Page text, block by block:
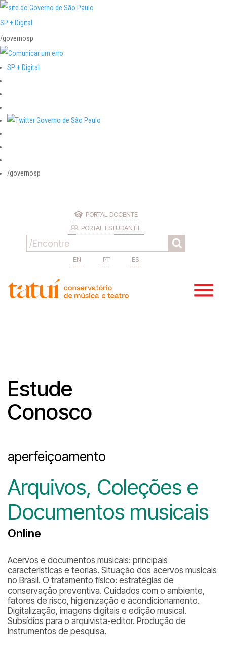
SP + Digital
/governosp
SP + Digital
/governosp
PORTAL DOCENTE
PORTAL ESTUDANTIL
EN PT ES
Estude
Conosco
aperfeiçoamento
Arquivos, Coleções e
Documentos musicais
Online
Acervos e documentos musicais: principais
características e teorias. Situação dos acervos musicais
no Brasil. O tratamento físico: estratégias de
conservação preventiva. Cuidados com o ambiente,
fatores de risco, higienização e acondicionamento.
Digitalização, imagens digitais e edição musical.
Subsídios para o arquivista-editor. Produção de
instrumentos de pesquisa.